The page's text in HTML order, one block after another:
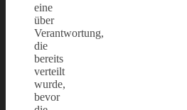
eine
über
Verantwortung,
die
bereits
verteilt
wurde,
bevor